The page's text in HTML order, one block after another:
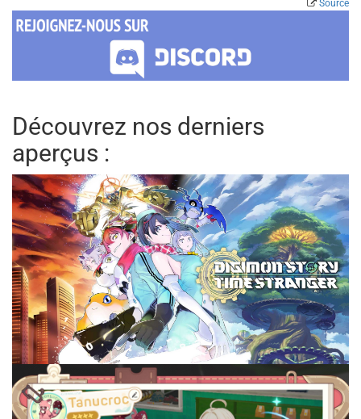
Source
Découvrez nos derniers
aperçus :